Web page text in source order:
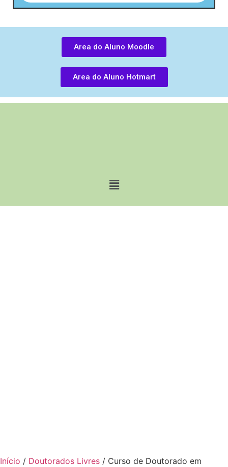
Area do Aluno Moodle
Area do Aluno Hotmart
Início / Doutorados Livres / Curso de Doutorado em